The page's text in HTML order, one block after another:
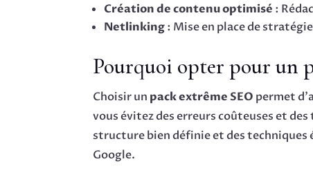
Création de contenu optimisé :
Netlinking: Mise en place de
Pourquoi opter pour un
Choisir un pack extrême SEO permet
vous évitez des erreurs coûteuses et
structure bien définie et des techniques
Google.